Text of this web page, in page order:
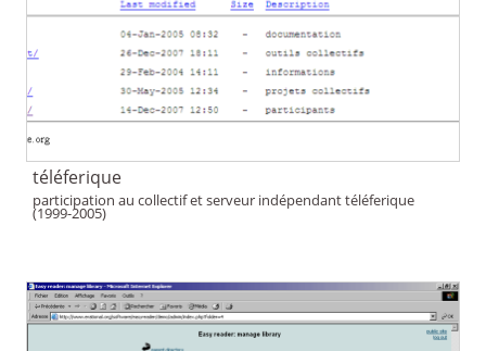
téléferique
participation au collectif et serveur indépendant téléferique
(1999-2005)